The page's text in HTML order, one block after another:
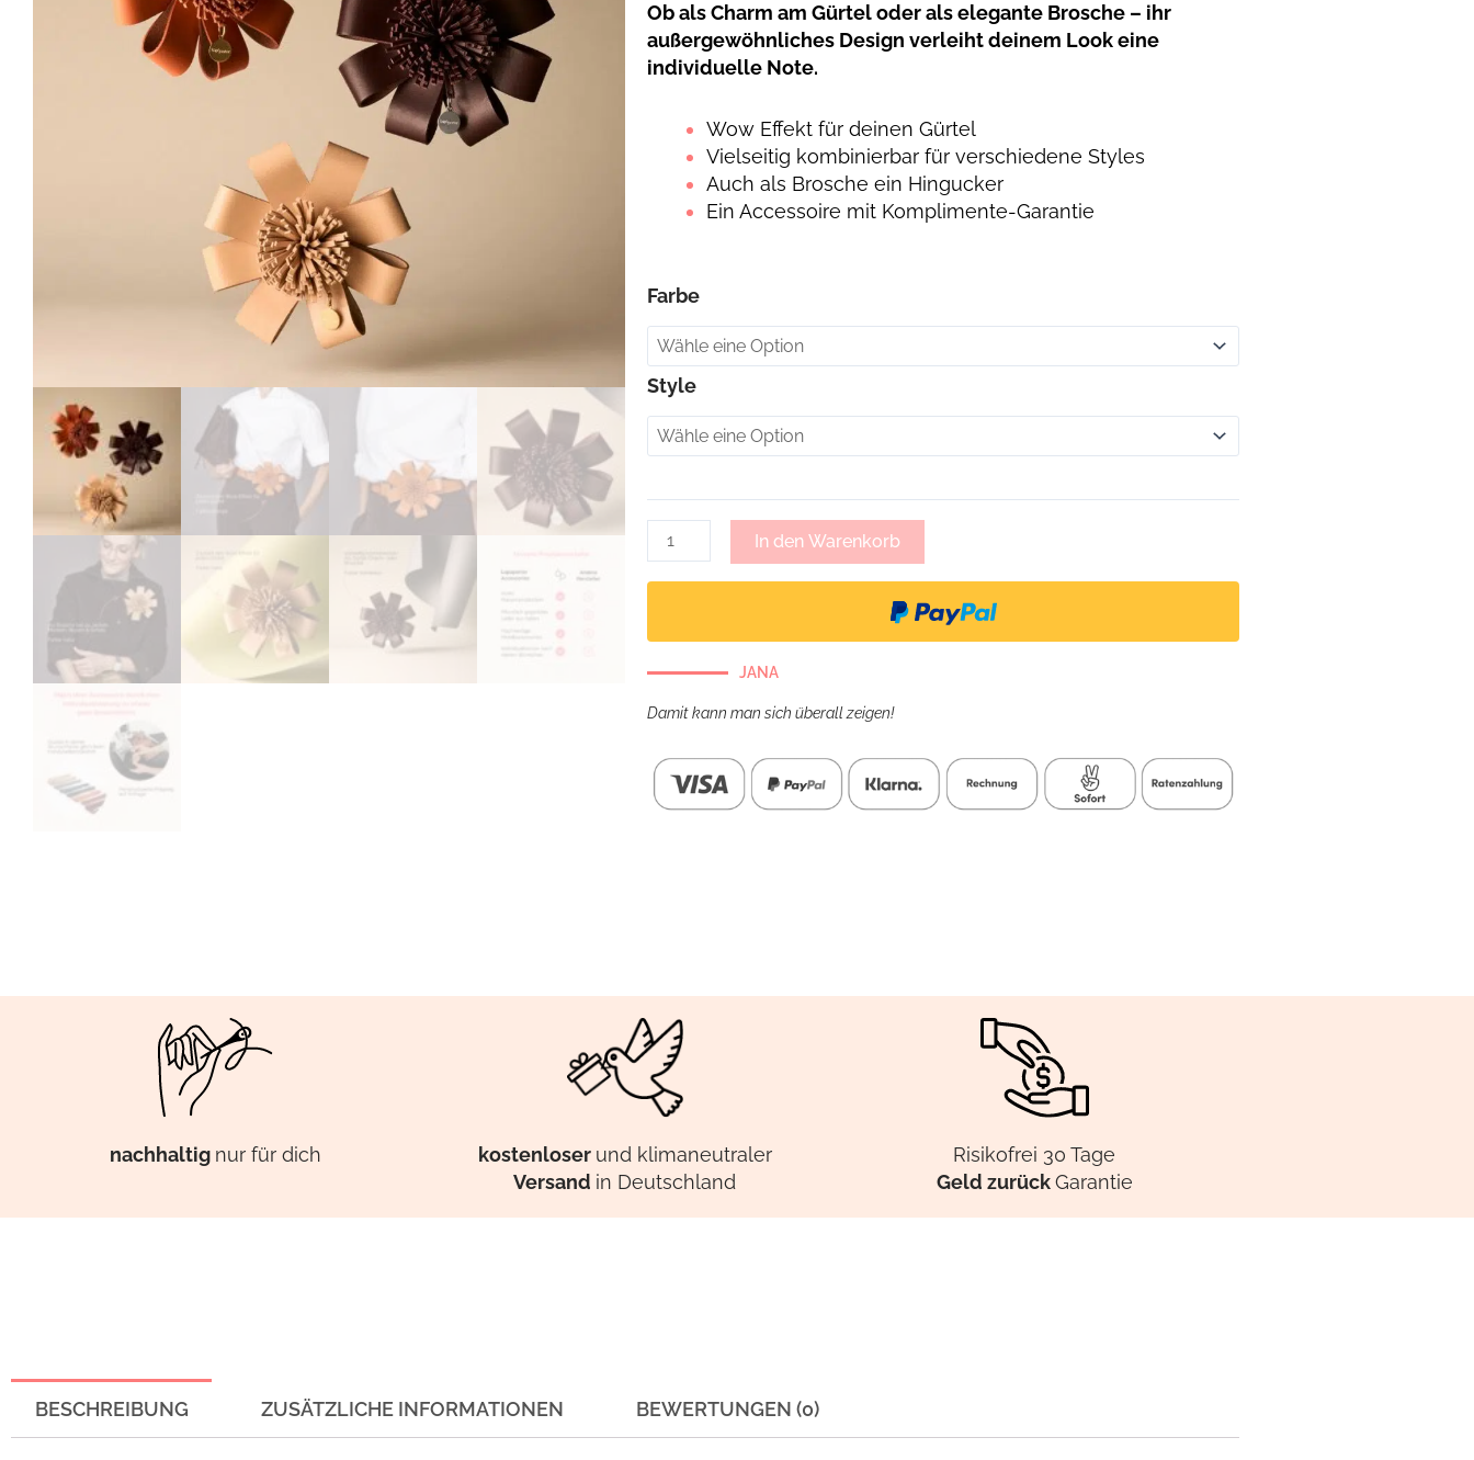
Ob als Charm am Gürtel oder als elegante Brosche – ihr
außergewöhnliches Design verleiht deinem Look eine
individuelle Note.
Wow Effekt für deinen Gürtel
Vielseitig kombinierbar für verschiedene Styles
Auch als Brosche ein Hingucker
Ein Accessoire mit Komplimente-Garantie
Farbe
Style
Virelle,
Gürtel
Charm
&
Brosche
Menge
In den Warenkorb
JANA
Damit kann man sich überall zeigen!
nachhaltig nur für dich kostenloser und klimaneutraler
Versand in Deutschland
Risikofrei 30 Tage
Geld zurückGarantie
BESCHREIBUNG ZUSÄTZLICHE INFORMATIONEN BEWERTUNGEN (0)